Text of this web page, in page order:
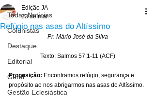
Todas Notícias
Colunistas
Destaque
Editorial
Geral
Gestão Eclesiástica
Refúgio nas asas do Altíssimo
Edição JA
23 de mai.
Pr. Mário José da Silva
Texto: Salmos 57:1-11 (ACF)
Proposição: Encontramos refúgio, segurança e
propósito ao nos abrigarmos nas asas do Altíssimo.